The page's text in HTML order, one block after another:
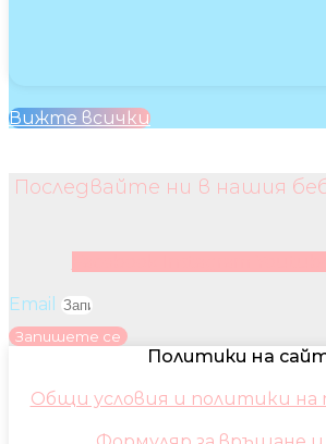
Вижте всички
Последвайте ни в нашия
Email
Запишете се
Политики на
Общи условия и политики